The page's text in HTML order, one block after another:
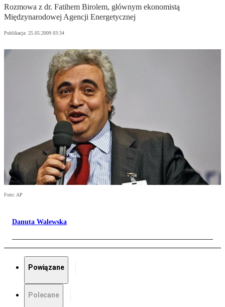
Rozmowa z dr. Fatihem Birolem, głównym ekonomistą
Międzynarodowej Agencji Energetycznej
Publikacja: 25.05.2009 03:34
Foto: AP
Danuta Walewska
Powiązane
Polecane